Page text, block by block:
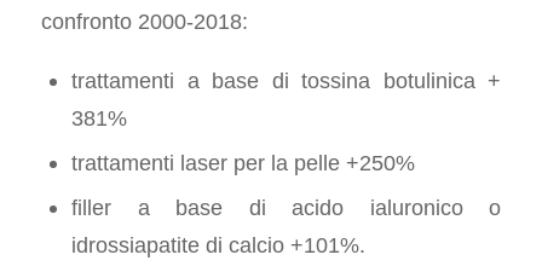
confronto 2000-2018:
trattamenti a base di tossina botulinica +
381%
trattamenti laser per la pelle +250%
filler a base di acido ialuronico o
idrossiapatite di calcio +101%.